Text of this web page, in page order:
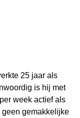
25 jaar als
is hij met
week actief als
gemakkelijke